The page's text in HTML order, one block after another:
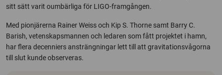
sitt sätt varit oumbärliga för LIGO-framgången.
Med pionjärerna Rainer Weiss och Kip S. Thorne samt Barry C.
Barish, vetenskapsmannen och ledaren som fått projektet i hamn,
har flera decenniers ansträngningar lett till att gravitationsvågorna
till slut kunde observeras.